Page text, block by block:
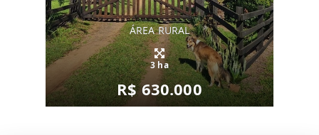
ÁREA RURAL
3 ha
R$ 630.000